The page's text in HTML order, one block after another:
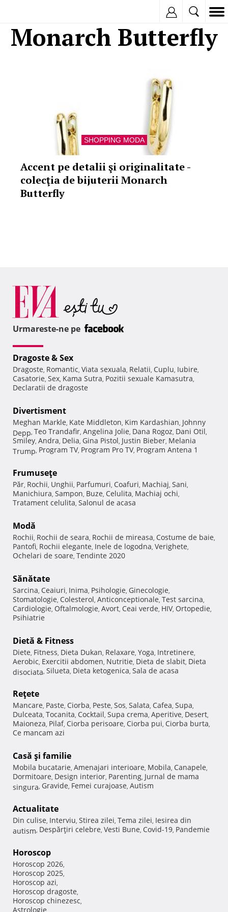
Monarch Butterfly
SHOPPING MODA
Accent pe detalii şi originalitate -
colecţia de bijuterii Monarch
Butterfly
Urmareste-ne pe
Dragoste & Sex
Dragoste, Romantic, Viata sexuala, Relatii, Cuplu, Iubire,
Casatorie, Sex, Kama Sutra, Pozitii sexuale Kamasutra,
Declaratii de dragoste
Divertisment
Meghan Markle, Kate Middleton, Kim Kardashian, Johnny
Depp, Teo Trandafir, Angelina Jolie, Dana Rogoz, Dani Otil,
Smiley, Andra, Delia, Gina Pistol, Justin Bieber, Melania
Trump, Program TV, Program Pro TV, Program Antena 1
Frumuseţe
Păr, Rochii, Unghii, Parfumuri, Coafuri, Machiaj, Sani,
Manichiura, Sampon, Buze, Celulita, Machiaj ochi,
Tratament celulita, Salonul de acasa
Modă
Rochii, Rochii de seara, Rochii de mireasa, Costume de baie,
Pantofi, Rochii elegante, Inele de logodna, Verighete,
Ochelari de soare, Tendinte 2020
Sănătate
Sarcina, Ceaiuri, Inima, Psihologie, Ginecologie,
Stomatologie, Colesterol, Anticonceptionale, Test sarcina,
Cardiologie, Oftalmologie, Avort, Ceai verde, HIV, Ortopedie,
Psihiatrie
Dietă & Fitness
Diete, Fitness, Dieta Dukan, Relaxare, Yoga, Intretinere,
Aerobic, Exercitii abdomen, Nutritie, Dieta de slabit, Dieta
disociata, Silueta, Dieta ketogenica, Sala de acasa
Reţete
Mancare, Paste, Ciorba, Peste, Sos, Salata, Cafea, Supa,
Dulceata, Tocanita, Cocktail, Supa crema, Aperitive, Desert,
Maioneza, Pilaf, Ciorba perisoare, Ciorba pui, Ciorba burta,
Ce mancam azi
Casă şi familie
Mobila bucatarie, Amenajari interioare, Mobila, Canapele,
Dormitoare, Design interior, Parenting, Jurnal de mama
singura, Gravide, Femei curajoase, Autism
Actualitate
Din culise, Interviu, Stirea zilei, Tema zilei, Iesirea din
autism, Despărţiri celebre, Vesti Bune, Covid-19, Pandemie
Horoscop
Horoscop 2026,
Horoscop 2025,
Horoscop azi,
Horoscop dragoste,
Horoscop chinezesc,
Astrologie